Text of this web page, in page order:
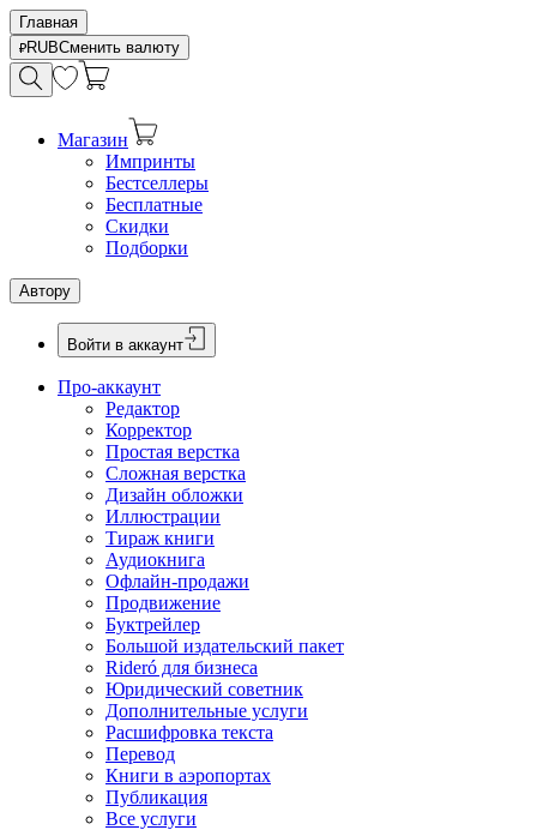
Главная
RUBСменить валюту
Магазин
Импринты
Бестселлеры
Бесплатные
Скидки
Подборки
Автору
Войти в аккаунт
Про-аккаунт
Редактор
Корректор
Простая верстка
Сложная верстка
Дизайн обложки
Иллюстрации
Тираж книги
Аудиокнига
Офлайн-продажи
Продвижение
Буктрейлер
Большой издательский пакет
Rideró для бизнеса
Юридический советник
Дополнительные услуги
Расшифровка текста
Перевод
Книги в аэропортах
Публикация
Все услуги